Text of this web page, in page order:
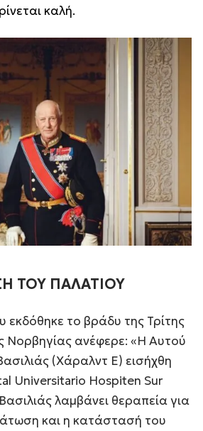
καλή.
ΤΟΥ ΠΑΛΑΤΙΟΥ
το βράδυ της Τρίτης
Νορβηγίας ανέφερε: «Η Αυτού
(Χάραλντ Ε) εισήχθη
Universitario Hospiten Sur
λαμβάνει θεραπεία για
και η κατάστασή του